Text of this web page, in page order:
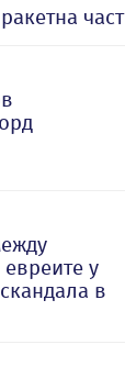
част
у
в